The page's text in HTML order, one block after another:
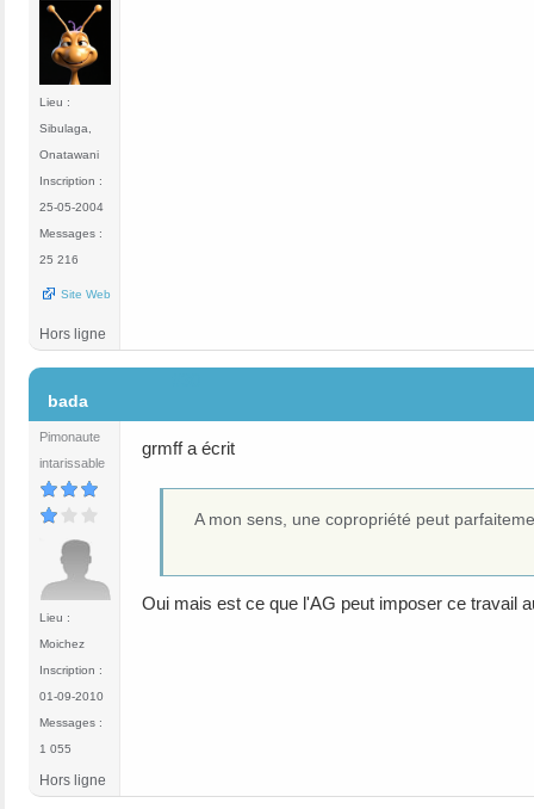
Lieu :
Sibulaga,
Onatawani
Inscription :
25-05-2004
Messages :
25 216
Site Web
Hors ligne
bada
Pimonaute
intarissable
Lieu :
Moichez
Inscription :
01-09-2010
Messages :
1 055
grmff a écrit
A mon sens, une copropriété peut
Oui mais est ce que l'AG peut imposer ce travail
Hors ligne